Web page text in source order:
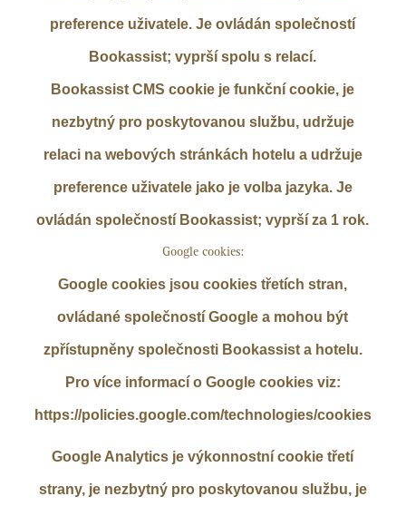
preference uživatele. Je ovládán společností
Bookassist; vyprší spolu s relací.
Bookassist CMS cookie je funkční cookie, je
nezbytný pro poskytovanou službu, udržuje
relaci na webových stránkách hotelu a udržuje
preference uživatele jako je volba jazyka. Je
ovládán společností Bookassist; vyprší za 1 rok.
Google cookies:
Google cookies jsou cookies třetích stran,
ovládané společností Google a mohou být
zpřístupněny společnosti Bookassist a hotelu.
Pro více informací o Google cookies viz:
https://policies.google.com/technologies/cookies
Google Analytics je výkonnostní cookie třetí
strany, je nezbytný pro poskytovanou službu, je